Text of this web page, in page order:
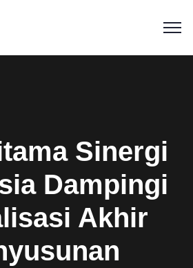
Sinergi
Dampingi
Akhir